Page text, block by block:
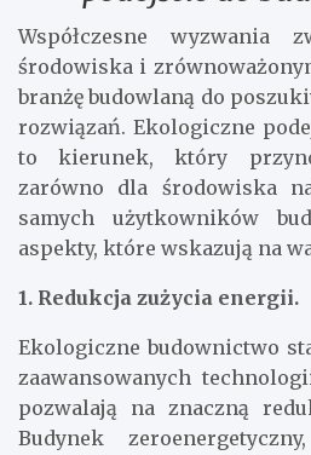
Współczesne wyzwania
środowiska i
branżę budowlaną do
rozwiązań. Ekologiczne
to kierunek, który
zarówno dla środowiska
samych użytkowników
aspekty, które wskazują na
1. Redukcja zużycia energii.
Ekologiczne budownictwo
zaawansowanych
pozwalają na znaczną
Budynek